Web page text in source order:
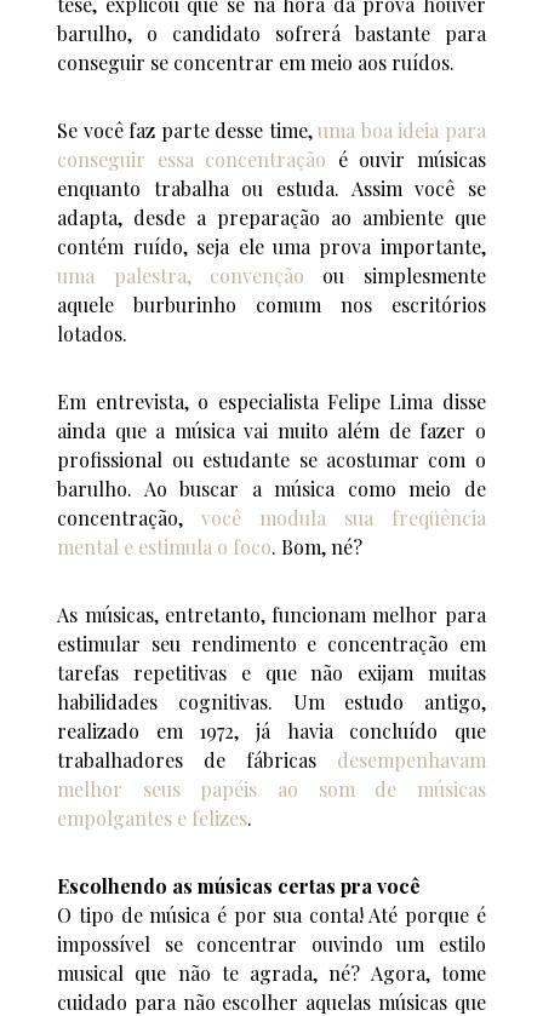
barulho, o candidato sofrerá bastante para
conseguir se concentrar em meio aos ruídos.
Se você faz parte desse time,uma boa ideia para
conseguir essa concentração é ouvir músicas
enquanto trabalha ou estuda. Assim você se
adapta, desde a preparação ao ambiente que
contém ruído, seja ele uma prova importante,
uma palestra, convenção ou simplesmente
aquele burburinho comum nos escritórios
lotados.
Em entrevista, o especialista Felipe Lima disse
ainda que a música vai muito além de fazer o
profissional ou estudante se acostumar com o
barulho. Ao buscar a música como meio de
concentração,você modula sua freqüência
mental e estimula o foco. Bom, né?
As músicas, entretanto, funcionam melhor para
estimular seu rendimento e concentração em
tarefas repetitivas e que não exijam muitas
habilidades cognitivas. Um estudo antigo,
realizado em 1972, já havia concluído que
trabalhadores de fábricasdesempenhavam
melhor seus papéis ao som de músicas
empolgantes e felizes.
Escolhendo as músicas certas pra você
O tipo de música é por sua conta! Até porque é
impossível se concentrar ouvindo um estilo
musical que não te agrada, né? Agora, tome
cuidado para não escolher aquelas músicas que